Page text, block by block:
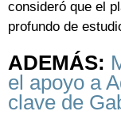
consideró que el
profundo de
ADEMÁS:
el apoyo a
clave de